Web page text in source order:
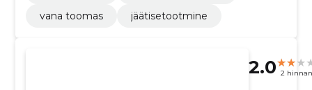
vana toomas
jäätisetootmine
2.0 2